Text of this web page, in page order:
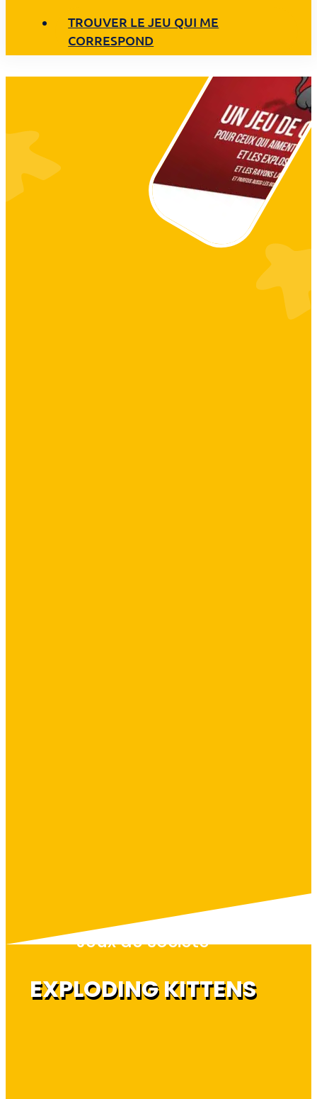
TROUVER LE JEU QUI ME
CORRESPOND
Jeux de société
EXPLODING KITTENS